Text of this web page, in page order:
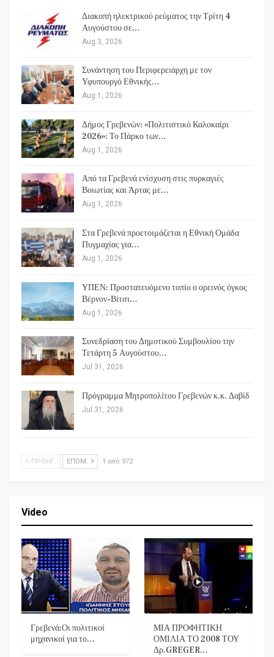
Διακοπή ηλεκτρικού ρεύματος την Τρίτη 4
Αυγούστου σε…
Aug 3, 2026
Συνάντηση του Περιφερειάρχη με τον
Υφυπουργό Εθνικής…
Aug 1, 2026
Δήμος Γρεβενών: «Πολιτιστικό Καλοκαίρι
2026»: Το Πάρκο των…
Aug 1, 2026
Από τα Γρεβενά ενίσχυση στις πυρκαγιές
Βοιωτίας και Άρτας με…
Aug 1, 2026
Στα Γρεβενά προετοιμάζεται η Εθνική Ομάδα
Πυγμαχίας για…
Aug 1, 2026
ΥΠΕΝ: Προστατευόμενο τοπίο ο ορεινός όγκος
Βέρνον-Βίτσι…
Aug 1, 2026
Συνεδρίαση του Δημοτικού Συμβουλίου την
Τετάρτη 5 Αυγούστου…
Jul 31, 2026
Πρόγραμμα Μητροπολίτου Γρεβενών κ.κ. Δαβίδ
Jul 31, 2026
ΠΡΟΗΓ. ΕΠΌΜ. 1 από 972
Video
Γρεβενά:Οι πολιτικοί
μηχανικοί για το…
ΜΙΑ ΠΡΟΦΗΤΙΚΗ
ΟΜΙΛΙΑ ΤΟ 2008 ΤΟΥ
Δρ.GREGER…